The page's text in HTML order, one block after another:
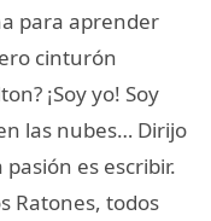
para aprender
cinturón
¡Soy yo! Soy
las nubes… Dirijo
es escribir.
Ratones, todos